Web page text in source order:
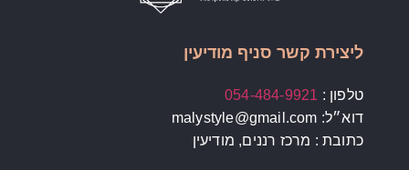
ליצירת קשר סניף מודיעין
טלפון : 054-484-9921
דוא״ל: malystyle@gmail.com
כתובת : מרכז רננים, מודיעין